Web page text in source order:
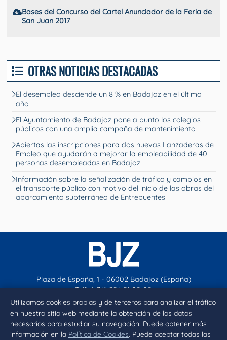
Utilizamos cookies propias y de terceros para analizar el tráfico
en nuestro sitio web mediante la obtención de los datos
necesarios para estudiar su navegación. Puede obtener más
información en la Política de Cookies. Puede aceptar todas las
Bases del Concurso del Cartel Anunciador de la Feria de
San Juan 2017
OTRAS NOTICIAS DESTACADAS
El desempleo desciende un 8 % en Badajoz en el último
año
El Ayuntamiento de Badajoz pone a punto los colegios
públicos con una amplia campaña de mantenimiento
Abiertas las inscripciones para dos nuevas Lanzaderas de
Empleo que ayudarán a mejorar la empleabilidad de 40
personas desempleadas en Badajoz
Información sobre la señalización de tráfico y cambios en
el transporte público con motivo del inicio de las obras del
aparcamiento subterráneo de Entrepuentes
Plaza de España, 1 - 06002 Badajoz (España)
Telf. (+34) 924 21 00 00
contacto@aytobadajoz.es
Facebook
X Instagram
YouTube